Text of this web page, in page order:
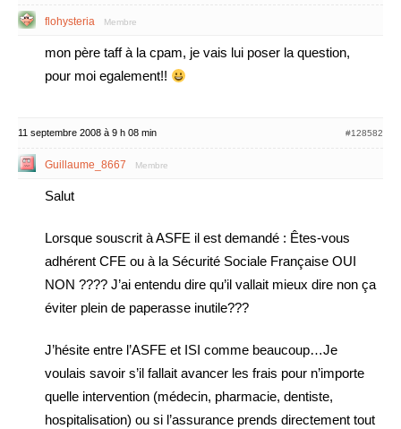
flohysteria Membre
mon père taff à la cpam, je vais lui poser la question,
pour moi egalement!!
11 septembre 2008 à 9 h 08 min #128582
Guillaume_8667 Membre
Salut
Lorsque souscrit à ASFE il est demandé : Êtes-vous
adhérent CFE ou à la Sécurité Sociale Française OUI
NON ???? J’ai entendu dire qu’il vallait mieux dire non ça
éviter plein de paperasse inutile???
J’hésite entre l’ASFE et ISI comme beaucoup…Je
voulais savoir s’il fallait avancer les frais pour n’importe
quelle intervention (médecin, pharmacie, dentiste,
hospitalisation) ou si l’assurance prends directement tout